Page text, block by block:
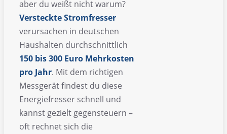
aber du weißt nicht warum?
Versteckte Stromfresser
verursachen in deutschen
Haushalten durchschnittlich
150 bis 300 Euro Mehrkosten
pro Jahr. Mit dem richtigen
Messgerät findest du diese
Energiefresser schnell und
kannst gezielt gegensteuern –
oft rechnet sich die